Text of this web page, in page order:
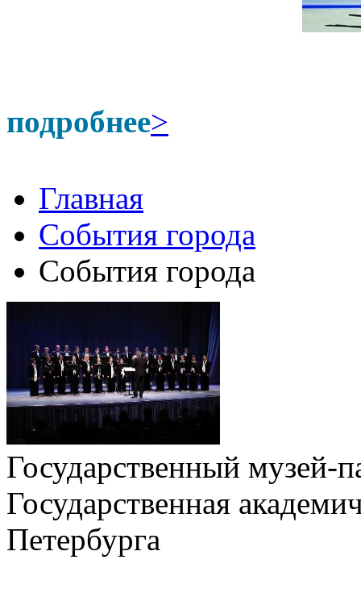
подробнее>
Главная
События города
События города
Государственный музей-
Государственная
Петербурга